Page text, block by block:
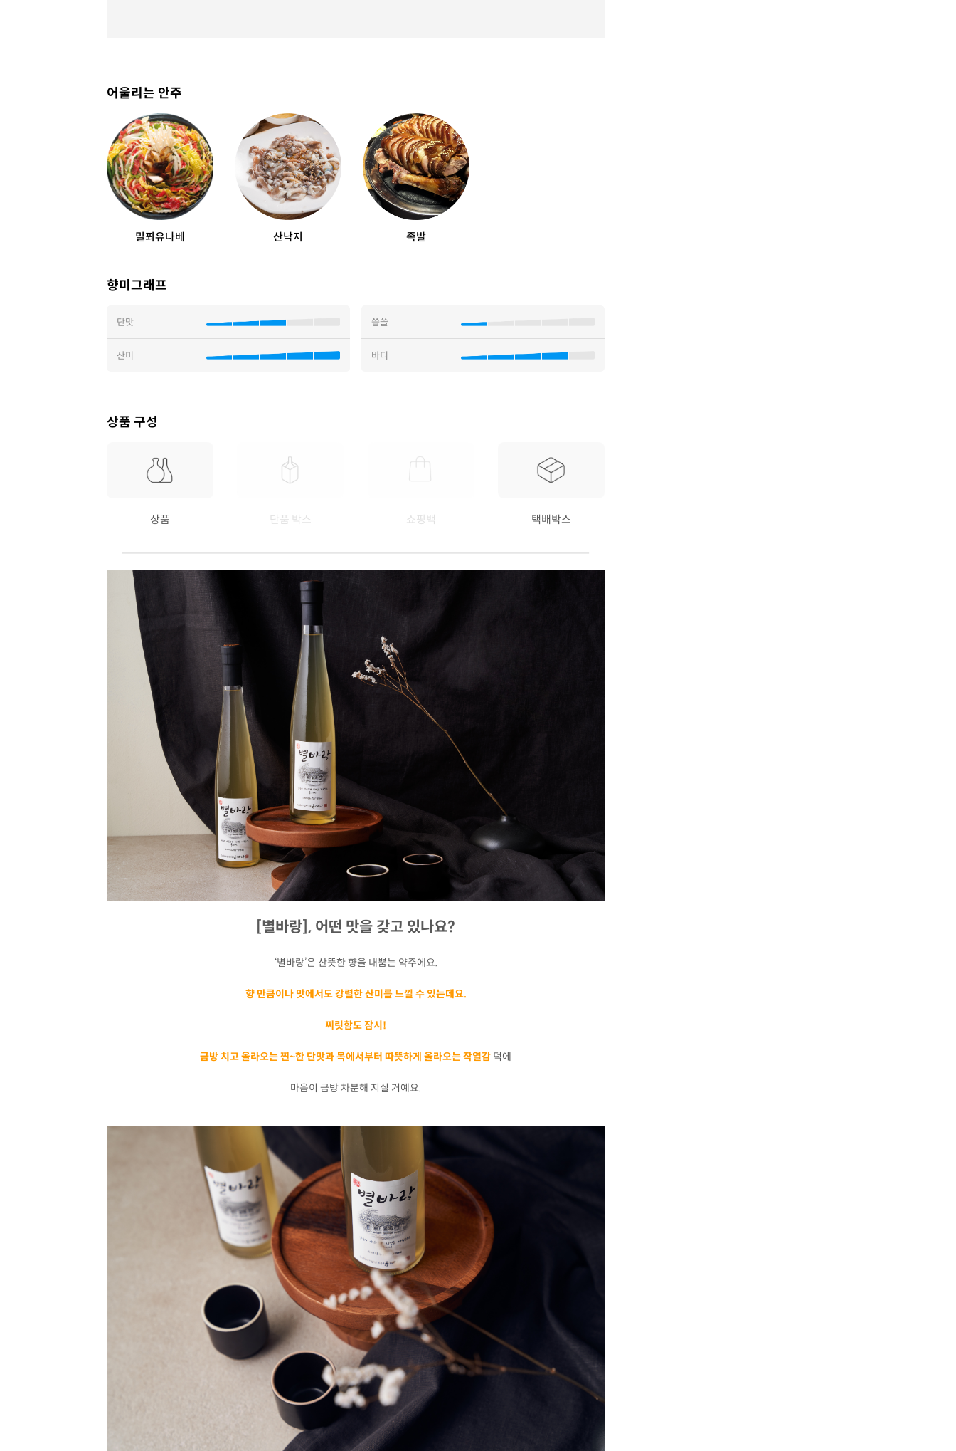
어울리는 안주
밀푀유나베 산낙지 족발
향미그래프
단맛 씁쓸
산미 바디
상품 구성
상품 단품 박스 쇼핑백 택배박스
[별바랑], 어떤 맛을 갖고 있나요?
‘별바랑’은 산뜻한 향을 내뿜는 약주에요.
향 만큼이나 맛에서도 강렬한 산미를 느낄 수 있는데요.
찌릿함도 잠시!
금방 치고 올라오는 찐~한 단맛과 목에서부터 따뜻하게 올라오는 작열감 덕에
마음이 금방 차분해 지실 거예요.